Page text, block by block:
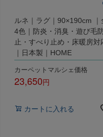
ルネ｜ラグ｜90×190cm ｜
4色｜防炎・消臭・遊び毛
止・すべり止め・床暖房対
｜日本製｜HOME
カーペットマルシェ価格
23,650
カートに入れる